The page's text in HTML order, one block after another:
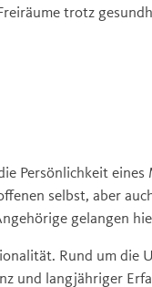
trotz
Persönlichkeit eines
selbst, aber
gelangen
Rund um die
und langjähriger